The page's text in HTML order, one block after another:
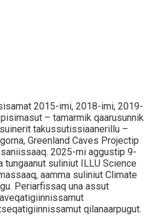
2015-imi, 2018-imi, 2019-
– tamarmik qaarusunnik
takussutissiaanerillu –
Greenland Caves Projectip
2025-mi aggustip 9-
suliniut ILLU Science
aamma suliniut Climate
Periarfissaq una assut
qilanaarpugut.